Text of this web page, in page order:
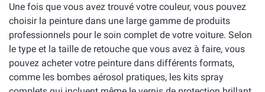
Une fois que vous avez trouvé votre couleur, vous pouvez
choisir la peinture dans une large gamme de produits
professionnels pour le soin complet de votre voiture. Selon
le type et la taille de retouche que vous avez à faire, vous
pouvez acheter votre peinture dans différents formats,
comme les bombes aérosol pratiques, les kits spray